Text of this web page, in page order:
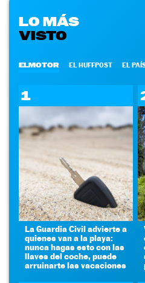
LO MÁS
VISTO
ELMOTOR EL HUFFPOST EL
1
La Guardia Civil advierte a
quienes van a la playa:
nunca hagas esto con las
llaves del coche, puede
arruinarte las vacaciones